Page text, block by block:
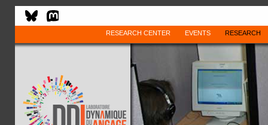
RESEARCH CENTER EVENTS RESEARCH